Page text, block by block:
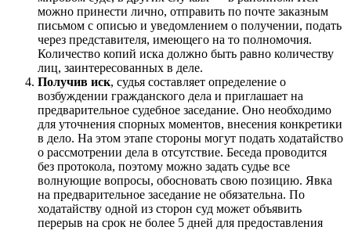
можно принести лично, отправить по почте заказным
письмом с описью и уведомлением о получении, подать
через представителя, имеющего на то полномочия.
Количество копий иска должно быть равно количеству
лиц, заинтересованных в деле.
Получив иск, судья составляет определение о
возбуждении гражданского дела и приглашает на
предварительное судебное заседание. Оно необходимо
для уточнения спорных моментов, внесения конкретики
в дело. На этом этапе стороны могут подать ходатайство
о рассмотрении дела в отсутствие. Беседа проводится
без протокола, поэтому можно задать судье все
волнующие вопросы, обосновать свою позицию. Явка
на предварительное заседание не обязательна. По
ходатайству одной из сторон суд может объявить
перерыв на срок не более 5 дней для предоставления